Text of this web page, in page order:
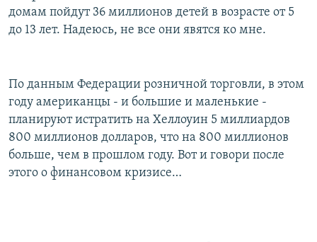
домам пойдут 36 миллионов детей в возрасте от 5
до 13 лет. Надеюсь, не все они явятся ко мне.
По данным Федерации розничной торговли, в этом
году американцы - и большие и маленькие -
планируют истратить на Хеллоуин 5 миллиардов
800 миллионов долларов, что на 800 миллионов
больше, чем в прошлом году. Вот и говори после
этого о финансовом кризисе…